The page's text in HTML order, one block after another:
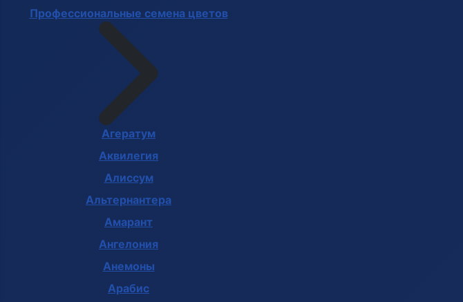
Профессиональные семена цветов
Агератум
Аквилегия
Алиссум
Альтернантера
Амарант
Ангелония
Анемоны
Арабис